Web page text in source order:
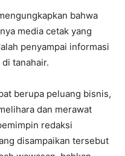
bahwa
media cetak yang
penyampai informasi
tanahair.
berupa peluang bisnis,
dan merawat
redaksi
disampaikan tersebut